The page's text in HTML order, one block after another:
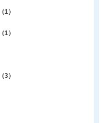
（1）
（1）
（3）